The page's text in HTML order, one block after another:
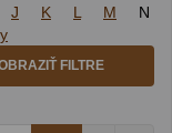
J K L M N
FILTRE